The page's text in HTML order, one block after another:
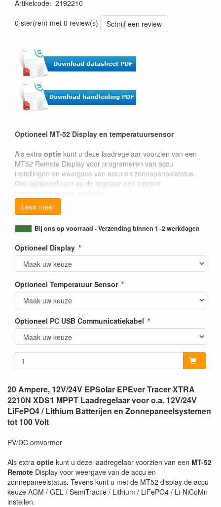
Artikelcode: 2192210
0 ster(ren) met 0 review(s)
Schrijf een review
Optioneel MT-52 Display en temperatuursensor
Als extra optie kunt u deze laadregelaar voorzien van een
MT52 Remote Display voor programeren van accu
instellingen en weergave van accu en zonnepaneelstatus.
Ook optioneel kunt op de regelaar een externe
Lees meer
Bij ons op voorraad - Verzending binnen 1~2 werkdagen
Optioneel Display
Optioneel Temperatuur Sensor
Optioneel PC USB Communicatiekabel
20 Ampere, 12V/24V EPSolar EPEver Tracer XTRA
2210N XDS1 MPPT Laadregelaar voor o.a. 12V/24V
LiFePO4 / Lithium Batterijen en Zonnepaneelsystemen
tot 100 Volt
PV/DC omvormer
Als extra optie kunt u deze laadregelaar voorzien van een MT-52
Remote Display voor weergave van de accu en
zonnepaneelstatus. Tevens kunt u met de MT52 display de accu
keuze AGM / GEL / SemiTractie / Lithium / LiFePO4 / Li-NiCoMn
instellen.